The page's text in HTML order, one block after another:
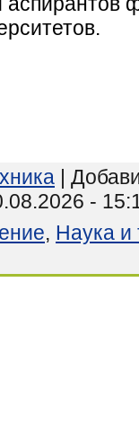
|
-
, Наука и